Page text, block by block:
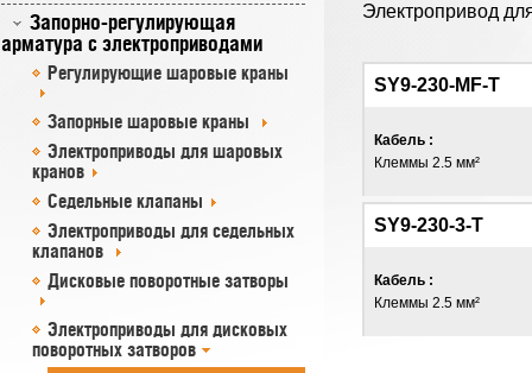
Запорно-регулирующая
арматура с электроприводами
Регулирующие шаровые краны
Запорные шаровые краны
Электроприводы для шаровых
кранов
Седельные клапаны
Электроприводы для седельных
клапанов
Дисковые поворотные затворы
Электроприводы для дисковых
поворотных затворов
Электропривод
SY9-230-MF-T
Кабель :
Клеммы 2.5 мм²
SY9-230-3-T
Кабель :
Клеммы 2.5 мм²